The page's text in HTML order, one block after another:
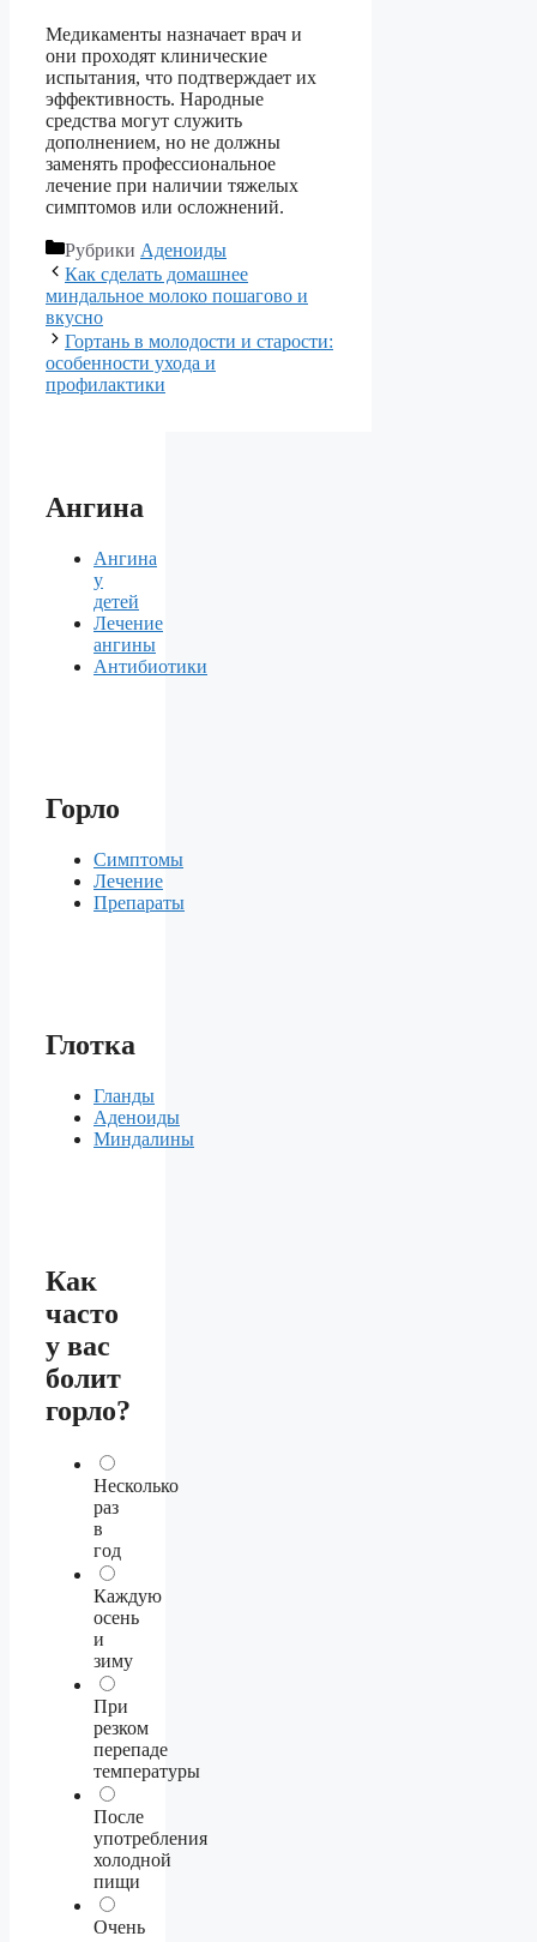
Медикаменты назначает врач и
они проходят клинические
испытания, что подтверждает их
эффективность. Народные
средства могут служить
дополнением, но не должны
заменять профессиональное
лечение при наличии тяжелых
симптомов или осложнений.
Рубрики Аденоиды
Как сделать домашнее
миндальное молоко пошагово и
вкусно
Гортань в молодости и старости:
особенности ухода и
профилактики
Ангина
Ангина
у
детей
Лечение
ангины
Антибиотики
Горло
Симптомы
Лечение
Препараты
Глотка
Гланды
Аденоиды
Миндалины
Как
часто
у вас
болит
горло?
Несколько
раз
в
год
Каждую
осень
и
зиму
При
резком
перепаде
температуры
После
употребления
холодной
пищи
Очень